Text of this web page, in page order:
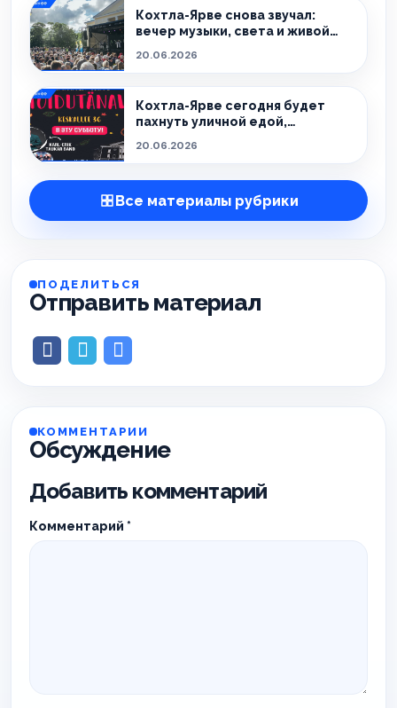
Кохтла-Ярве снова звучал:
вечер музыки, света и живой
20.06.2026
Кохтла-Ярве сегодня будет
пахнуть уличной едой,
20.06.2026
Все материалы рубрики
ПОДЕЛИТЬСЯ
Отправить материал
КОММЕНТАРИИ
Обсуждение
Добавить комментарий
Комментарий *